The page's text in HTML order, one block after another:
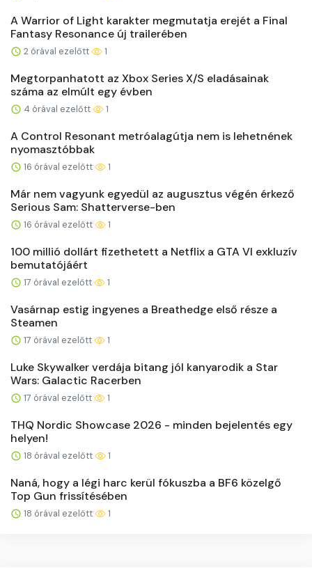
A Warrior of Light karakter megmutatja erejét a Final
Fantasy Resonance új trailerében
2 órával ezelőtt 1
Megtorpanhatott az Xbox Series X/S eladásainak
száma az elmúlt egy évben
4 órával ezelőtt 1
A Control Resonant metróalagútja nem is lehetnének
nyomasztóbbak
16 órával ezelőtt 1
Már nem vagyunk egyedül az augusztus végén érkező
Serious Sam: Shatterverse-ben
16 órával ezelőtt 1
100 millió dollárt fizethetett a Netflix a GTA VI exkluzív
bemutatójáért
17 órával ezelőtt 1
Vasárnap estig ingyenes a Breathedge első része a
Steamen
17 órával ezelőtt 1
Luke Skywalker verdája bitang jól kanyarodik a Star
Wars: Galactic Racerben
17 órával ezelőtt 1
THQ Nordic Showcase 2026 - minden bejelentés egy
helyen!
18 órával ezelőtt 1
Naná, hogy a légi harc kerül fókuszba a BF6 közelgő
Top Gun frissítésében
18 órával ezelőtt 1